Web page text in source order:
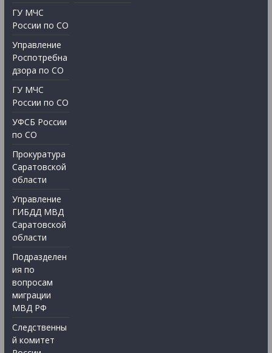
ГУ МЧС
России по СО
Управление
Роспотребна
дзора по СО
ГУ МЧС
России по СО
УФСБ России
по СО
Прокуратура
Саратовской
области
Управление
ГИБДД МВД
Саратовской
области
Подразделен
ия по
вопросам
миграции
МВД РФ
Следственны
й комитет